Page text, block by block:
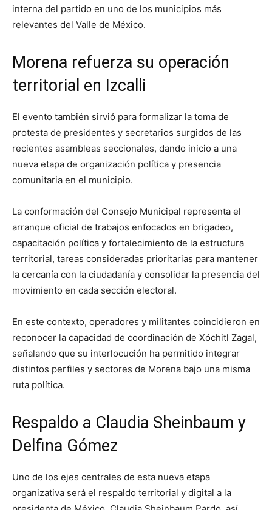
interna del partido en uno de los municipios más
relevantes del Valle de México.
Morena refuerza su operación
territorial en Izcalli
El evento también sirvió para formalizar la toma de
protesta de presidentes y secretarios surgidos de las
recientes asambleas seccionales, dando inicio a una
nueva etapa de organización política y presencia
comunitaria en el municipio.
La conformación del Consejo Municipal representa el
arranque oficial de trabajos enfocados en brigadeo,
capacitación política y fortalecimiento de la estructura
territorial, tareas consideradas prioritarias para mantener
la cercanía con la ciudadanía y consolidar la presencia del
movimiento en cada sección electoral.
En este contexto, operadores y militantes coincidieron en
reconocer la capacidad de coordinación de Xóchitl Zagal,
señalando que su interlocución ha permitido integrar
distintos perfiles y sectores de Morena bajo una misma
ruta política.
Respaldo a Claudia Sheinbaum y
Delfina Gómez
Uno de los ejes centrales de esta nueva etapa
organizativa será el respaldo territorial y digital a la